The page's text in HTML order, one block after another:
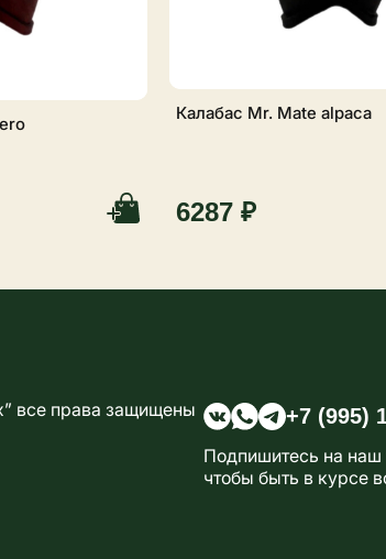
Калабас Mr. Mate alpaca
6287 ₽
все права защищены
+7 (995)
Подпишитесь на наш
чтобы быть в курсе